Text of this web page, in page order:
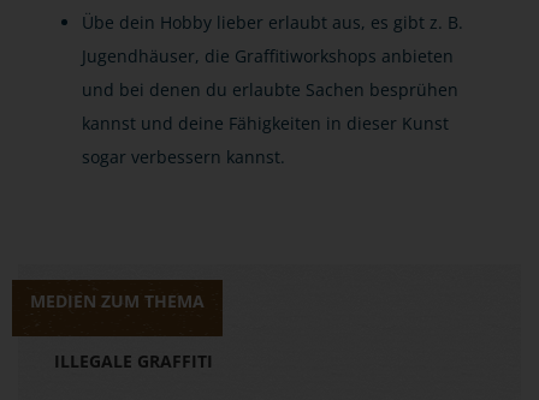
Übe dein Hobby lieber erlaubt aus, es gibt z. B.
Jugendhäuser, die Graffitiworkshops anbieten
und bei denen du erlaubte Sachen besprühen
kannst und deine Fähigkeiten in dieser Kunst
sogar verbessern kannst.
MEDIEN ZUM THEMA
ILLEGALE GRAFFITI